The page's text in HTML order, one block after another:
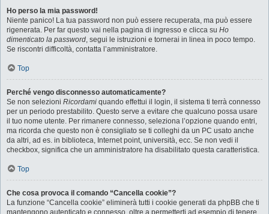
Ho perso la mia password!
Niente panico! La tua password non può essere recuperata, ma può essere
rigenerata. Per far questo vai nella pagina di ingresso e clicca su Ho
dimenticato la password, segui le istruzioni e tornerai in linea in poco tempo.
Se riscontri difficoltà, contatta l’amministratore.
Top
Perché vengo disconnesso automaticamente?
Se non selezioni Ricordami quando effettui il login, il sistema ti terrà connesso
per un periodo prestabilito. Questo serve a evitare che qualcuno possa usare
il tuo nome utente. Per rimanere connesso, seleziona l’opzione quando entri,
ma ricorda che questo non è consigliato se ti colleghi da un PC usato anche
da altri, ad es. in biblioteca, Internet point, università, ecc. Se non vedi il
checkbox, significa che un amministratore ha disabilitato questa caratteristica.
Top
Che cosa provoca il comando “Cancella cookie”?
La funzione “Cancella cookie” eliminerà tutti i cookie generati da phpBB che ti
mantengono autenticato e connesso, oltre a permetterti ad esempio di tenere